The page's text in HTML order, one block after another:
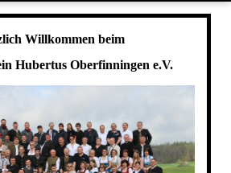
Willkommen beim
Hubertus Oberfinningen e.V.